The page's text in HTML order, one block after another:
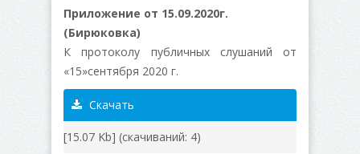
Приложение от 15.09.2020г.
(Бирюковка)
К протоколу публичных слушаний от
«15»сентября 2020 г.
Скачать
[15.07 Kb] (cкачиваний: 4)